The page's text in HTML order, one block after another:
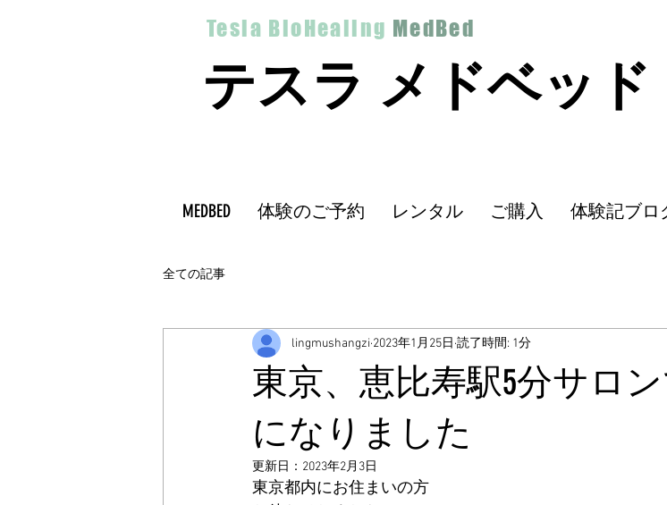
Tesla BioHealing MedBed
テスラ メドベッド
MEDBED 体験のご予約 レンタル ご購入 体験記ブロ
全ての記事
東京、恵比寿駅5分サロ
になりました
lingmushangzi 2023年1月25日 読了時間: 1分
更新日： 2023年2月3日
東京都内にお住まいの方